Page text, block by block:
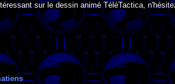
sur le dessin animé TéléTactica,